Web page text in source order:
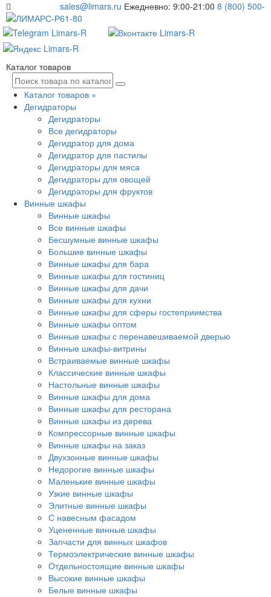
sales@limars.ru Ежедневно: 9:00-21:00 8 (800) 500-
61-80
Каталог товаров
Каталог товаров ×
Дегидраторы
Дегидраторы
Все дегидраторы
Дегидратор для дома
Дегидратор для пастилы
Дегидраторы для мяса
Дегидраторы для овощей
Дегидраторы для фруктов
Винные шкафы
Винные шкафы
Все винные шкафы
Бесшумные винные шкафы
Большие винные шкафы
Винные шкафы для бара
Винные шкафы для гостиниц
Винные шкафы для дачи
Винные шкафы для кухни
Винные шкафы для сферы гостеприимства
Винные шкафы оптом
Винные шкафы с перенавешиваемой дверью
Винные шкафы-витрины
Встраиваемые винные шкафы
Классические винные шкафы
Настольные винные шкафы
Винные шкафы для дома
Винные шкафы для ресторана
Винные шкафы из дерева
Компрессорные винные шкафы
Винные шкафы на заказ
Двухзонные винные шкафы
Недорогие винные шкафы
Маленькие винные шкафы
Узкие винные шкафы
Элитные винные шкафы
С навесным фасадом
Уцененные винные шкафы
Запчасти для винных шкафов
Термоэлектрические винные шкафы
Отдельностоящие винные шкафы
Высокие винные шкафы
Белые винные шкафы